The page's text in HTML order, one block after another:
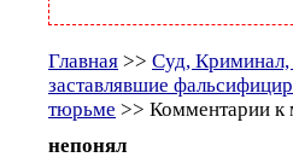
Главная >> Суд,
заставлявшие
тюрьме >> Комментарии к
непонял